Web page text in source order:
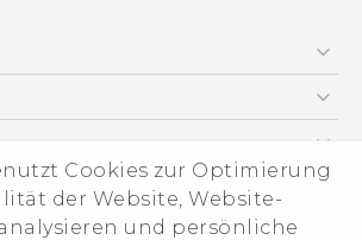
Cookies zur Optimierung
der Website, Website-
und persönliche
Bestimmungen
- Quick start guide
- User manual
and regulatory guide